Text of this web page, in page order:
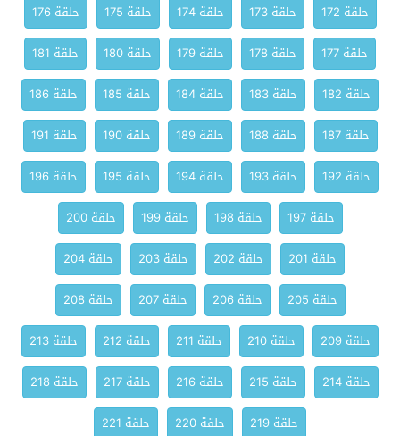
حلقة 172
حلقة 173 حلقة 174 حلقة 175
حلقة 176
حلقة 177
حلقة 178 حلقة 179 حلقة 180
حلقة 181
حلقة 182
حلقة 183 حلقة 184 حلقة 185
حلقة 186
حلقة 187
حلقة 188 حلقة 189 حلقة 190
حلقة 191
حلقة 192
حلقة 193 حلقة 194 حلقة 195
حلقة 196
حلقة 197
حلقة 198 حلقة 199
حلقة 200
حلقة 201
حلقة 202 حلقة 203
حلقة 204
حلقة 205
حلقة 206 حلقة 207
حلقة 208
حلقة 209
حلقة 210 حلقة 211 حلقة 212
حلقة 213
حلقة 214
حلقة 215 حلقة 216 حلقة 217
حلقة 218
حلقة 219
حلقة 220 حلقة 221